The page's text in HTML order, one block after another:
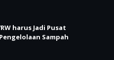
harus Jadi Pusat
Sampah